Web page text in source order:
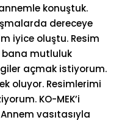
konuştuk.
dereceye
iyice oluştu. Resim
mutluluk
açmak istiyorum.
oluyor. Resimlerimi
KO-MEK’i
vasıtasıyla